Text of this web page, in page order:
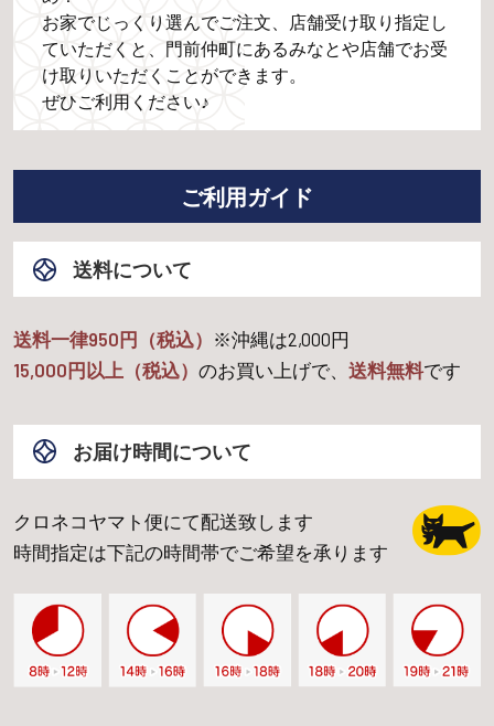
お家でじっくり選んでご注文、店舗受け取り指定し
ていただくと、門前仲町にあるみなとや店舗でお受
け取りいただくことができます。
ぜひご利用ください♪
ご利用ガイド
送料について
送料一律950円（税込） ※沖縄は2,000円
15,000円以上（税込） のお買い上げで、 送料無料です
お届け時間について
クロネコヤマト便にて配送致します
時間指定は下記の時間帯でご希望を承ります